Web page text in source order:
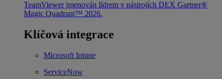
TeamViewer jmenován lídrem v nástrojích DEX Gartner®
Magic Quadrant™ 2026.
Klíčová integrace
Microsoft Intune
ServiceNow